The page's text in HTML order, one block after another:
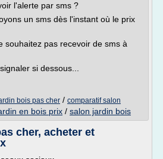
l'alerte par sms ?
un sms dès l'instant où le prix
souhaitez pas recevoir de sms à
si dessous...
bois pas cher / comparatif salon
en bois prix / salon jardin bois
cher, acheter et